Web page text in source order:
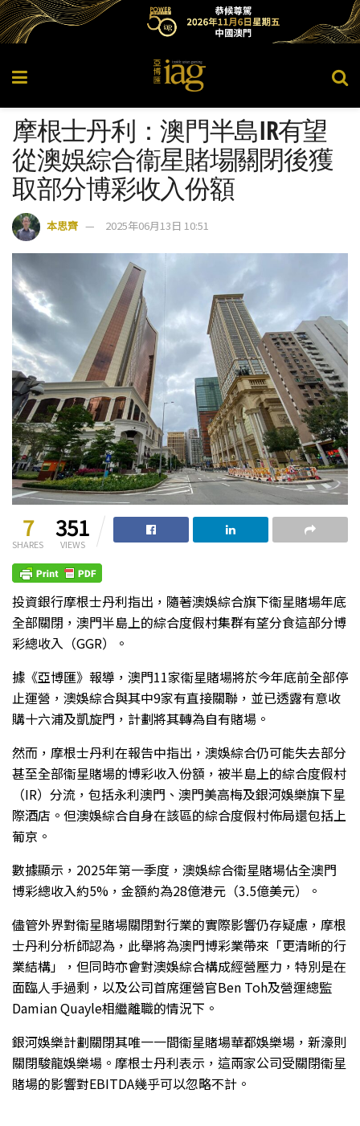
摩根士丹利：澳門半島IR有望
從澳娛綜合衞星賭場關閉後獲
取部分博彩收入份額
本思齊 2025年06月13日 10:51
7
SHARES
351
VIEWS
投資銀行摩根士丹利指出，隨著澳娛綜合旗下衞星賭場年底
全部關閉，澳門半島上的綜合度假村集群有望分食這部分博
彩總收入（GGR）。
據《亞博匯》報導，澳門11家衞星賭場將於今年底前全部停
止運營，澳娛綜合與其中9家有直接關聯，並已透露有意收
購十六浦及凱旋門，計劃將其轉為自有賭場。
然而，摩根士丹利在報告中指出，澳娛綜合仍可能失去部分
甚至全部衞星賭場的博彩收入份額，被半島上的綜合度假村
（IR）分流，包括永利澳門、澳門美高梅及銀河娛樂旗下星
際酒店。但澳娛綜合自身在該區的綜合度假村佈局還包括上
葡京。
數據顯示，2025年第一季度，澳娛綜合衞星賭場佔全澳門
博彩總收入約5%，金額約為28億港元（3.5億美元）。
儘管外界對衞星賭場關閉對行業的實際影響仍存疑慮，摩根
士丹利分析師認為，此舉將為澳門博彩業帶來「更清晰的行
業結構」，但同時亦會對澳娛綜合構成經營壓力，特別是在
面臨人手過剩，以及公司首席運營官Ben Toh及營運總監
Damian Quayle相繼離職的情況下。
銀河娛樂計劃關閉其唯一一間衞星賭場華都娛樂場，新濠則
關閉駿龍娛樂場。摩根士丹利表示，這兩家公司受關閉衞星
賭場的影響對EBITDA幾乎可以忽略不計。